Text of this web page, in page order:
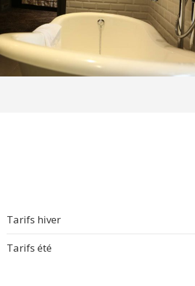
Tarifs hiver
Tarifs été